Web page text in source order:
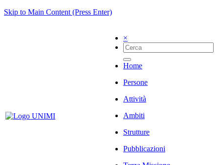
Skip to Main Content (Press Enter)
×
Home
Persone
Attività
Ambiti
Strutture
Pubblicazioni